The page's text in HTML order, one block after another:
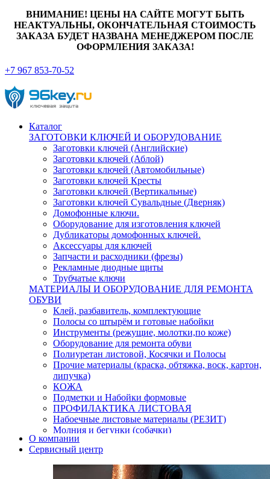
ВНИМАНИЕ! ЦЕНЫ НА САЙТЕ МОГУТ БЫТЬ
НЕАКТУАЛЬНЫ, ОКОНЧАТЕЛЬНАЯ СТОИМОСТЬ
ЗАКАЗА БУДЕТ НАЗВАНА МЕНЕДЖЕРОМ ПОСЛЕ
ОФОРМЛЕНИЯ ЗАКАЗА!
+7 967 853-70-52
Каталог
ЗАГОТОВКИ КЛЮЧЕЙ И ОБОРУДОВАНИЕ
Заготовки ключей (Английские)
Заготовки ключей (Аблой)
Заготовки ключей (Автомобильные)
Заготовки ключей Кресты
Заготовки ключей (Вертикальные)
Заготовки ключей Сувальдные (Дверняк)
Домофонные ключи.
Оборудование для изготовления ключей
Дубликаторы домофонных ключей.
Аксессуары для ключей
Запчасти и расходники (фрезы)
Рекламные диодные щиты
Трубчатые ключи
МАТЕРИАЛЫ И ОБОРУДОВАНИЕ ДЛЯ РЕМОНТА
ОБУВИ
Клей, разбавитель, комплектующие
Полосы со штырём и готовые набойки
Инструменты (режущие, молотки,по коже)
Оборудование для ремонта обуви
Полиуретан листовой, Косячки и Полосы
Прочие материалы (краска, обтяжка, воск, картон,
липучка)
КОЖА
Подметки и Набойки формовые
ПРОФИЛАКТИКА ЛИСТОВАЯ
Набоечные листовые материалы (РЕЗИТ)
Молния и бегунки (собачки)
Нитки,иглы-шило,крючки.
Уход и косметика для обуви
Кнопки (магнитые,кобурные)
Пряжки для ремня
О компании
Сервисный центр